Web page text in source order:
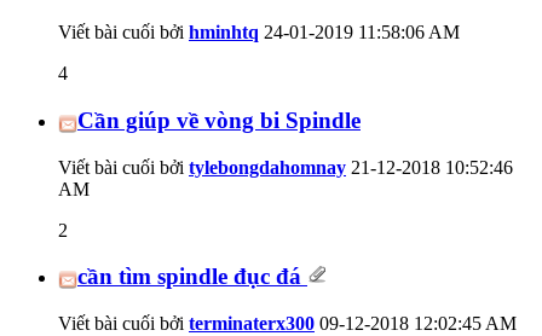
Viết bài cuối bởi hminhtq 24-01-2019 11:58:06 AM
4
Cần giúp về vòng bi Spindle
Viết bài cuối bởi tylebongdahomnay 21-12-2018 10:52:46
AM
2
cần tìm spindle đục đá
Viết bài cuối bởi terminaterx300 09-12-2018 12:02:45 AM